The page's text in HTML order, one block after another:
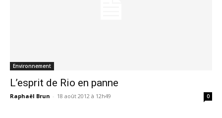
Environnement
L’esprit de Rio en panne
Raphaël Brun - 18 août 2012 à 12h49 0